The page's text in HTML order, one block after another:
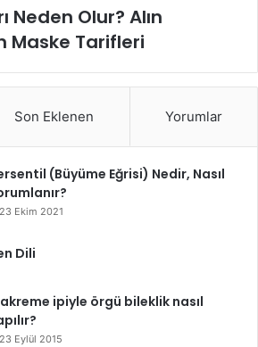
Neden Olur? Alın
Maske Tarifleri
Son Eklenen Yorumlar
(Büyüme Eğrisi) Nedir, Nasıl
23 Ekim 2021
Dili
ipiyle örgü bileklik nasıl
23 Eylül 2015